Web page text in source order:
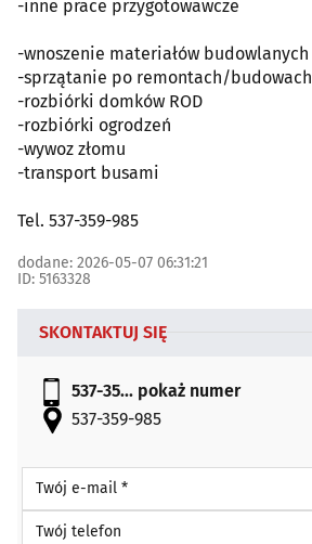
-inne prace przygotowawcze
-wnoszenie materiałów budowlanych
-sprzątanie po remontach/budowach
-rozbiórki domków ROD
-rozbiórki ogrodzeń
-wywoz złomu
-transport busami
Tel. 537-359-985
dodane: 2026-05-07 06:31:21
ID: 5163328
SKONTAKTUJ SIĘ
537-35... pokaż numer
537-359-985
Twój e-mail *
Twój telefon